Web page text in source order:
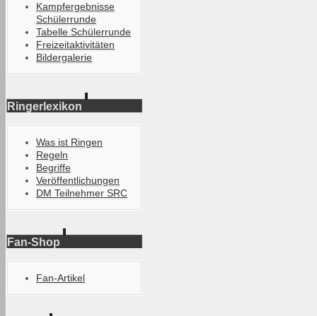
Kampfergebnisse
Schülerrunde
Tabelle Schülerrunde
Freizeitaktivitäten
Bildergalerie
Ringerlexikon
Was ist Ringen
Regeln
Begriffe
Veröffentlichungen
DM Teilnehmer SRC
Fan-Shop
Fan-Artikel